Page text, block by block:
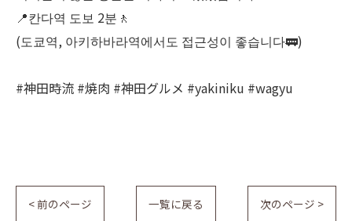
📍칸다역 도보 2분🚶
(도쿄역, 아키하바라역에서도 접근성이 좋습니다🚃)
#神田時流 #焼肉 #神田グルメ #yakiniku #wagyu
< 前のページ 一覧に戻る 次のページ >